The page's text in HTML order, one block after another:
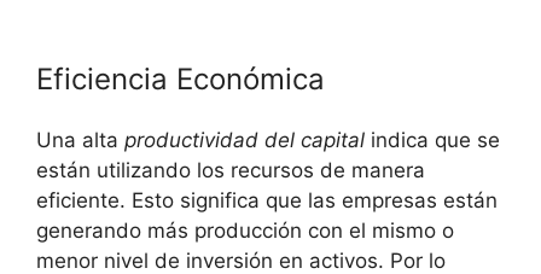
Eficiencia Económica
Una alta productividad del capital indica que se
están utilizando los recursos de manera
eficiente. Esto significa que las empresas están
generando más producción con el mismo o
menor nivel de inversión en activos. Por lo